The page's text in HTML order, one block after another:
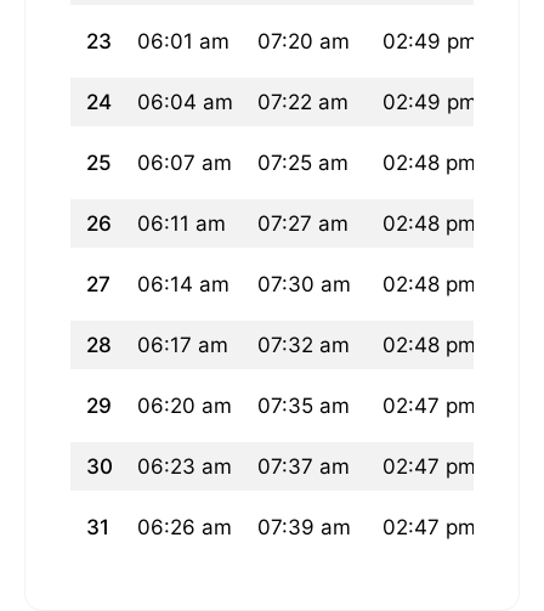
23 06:01 am 07:20 am 02:49 pm
24 06:04 am 07:22 am 02:49 pm
25 06:07 am 07:25 am 02:48 pm
26 06:11 am 07:27 am 02:48 pm
27 06:14 am 07:30 am 02:48 pm
28 06:17 am 07:32 am 02:48 pm
29 06:20 am 07:35 am 02:47 pm
30 06:23 am 07:37 am 02:47 pm
31 06:26 am 07:39 am 02:47 pm